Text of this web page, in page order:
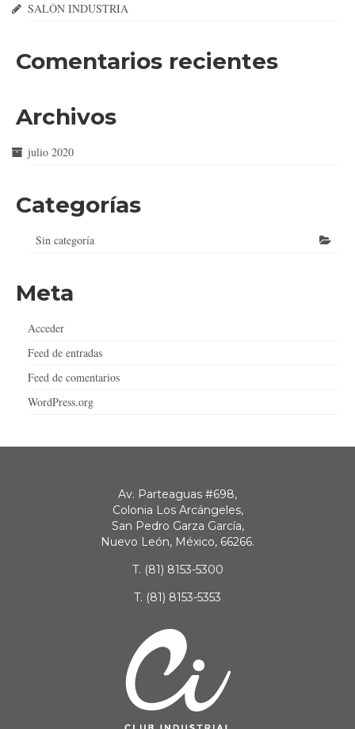
SALÓN INDUSTRIA
Comentarios recientes
Archivos
julio 2020
Categorías
Sin categoría
Meta
Acceder
Feed de entradas
Feed de comentarios
WordPress.org
Av. Parteaguas #698,
Colonia Los Arcángeles,
San Pedro Garza García,
Nuevo León, México, 66266.
T. (81) 8153-5300
T. (81) 8153-5353